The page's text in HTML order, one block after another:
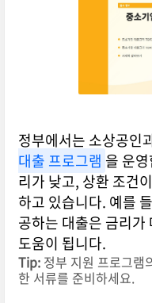
정부에서는 소상공인
대출 프로그램 을 운
리가 낮고, 상환 조건
하고 있습니다. 예를
공하는 대출은 금리가
도움이 됩니다.
Tip:정부 지원 프로그램
한 서류를 준비하세요.